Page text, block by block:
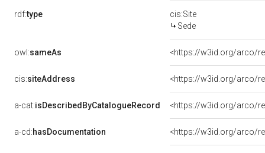
rdf:type
cis:Site
Sede
owl:sameAs <https://w3id.org/arco/
cis:siteAddress <https://w3id.org/arco/
a-cat:isDescribedByCatalogueRecord <https://w3id.org/arco/
a-cd:hasDocumentation